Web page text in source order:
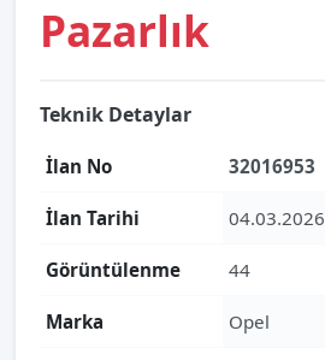
Pazarlık
Teknik Detaylar
İlan No 32016953
İlan Tarihi 04.03.2026
Görüntülenme 44
Marka Opel